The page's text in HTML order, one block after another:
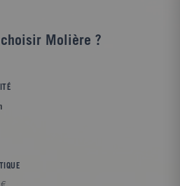
choisir Molière ?